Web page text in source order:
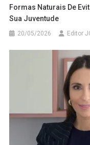
Formas Naturais De
Sua Juventude
20/05/2026 Editor